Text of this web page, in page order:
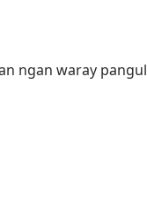
ngan waray